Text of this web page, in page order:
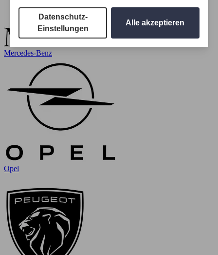
Mercedes-Benz
Opel
Datenschutz-
Einstellungen
Alle akzeptieren